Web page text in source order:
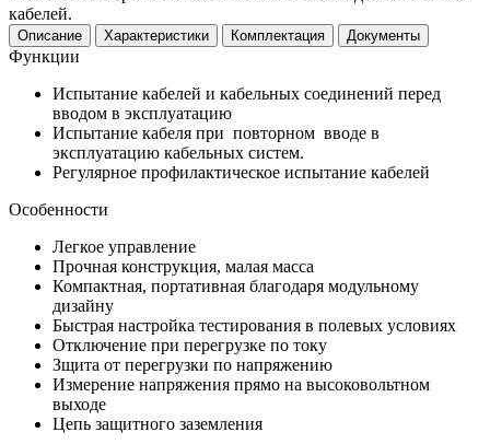
кабелей.
Описание Характеристики Комплектация Документы
Функции
Испытание кабелей и кабельных соединений перед
вводом в эксплуатацию
Испытание кабеля при повторном вводе в
эксплуатацию кабельных систем.
Регулярное профилактическое испытание кабелей
Особенности
Легкое управление
Прочная конструкция, малая масса
Компактная, портативная благодаря модульному
дизайну
Быстрая настройка тестирования в полевых условиях
Отключение при перегрузке по току
Зщита от перегрузки по напряжению
Измерение напряжения прямо на высоковольтном
выходе
Цепь защитного заземления